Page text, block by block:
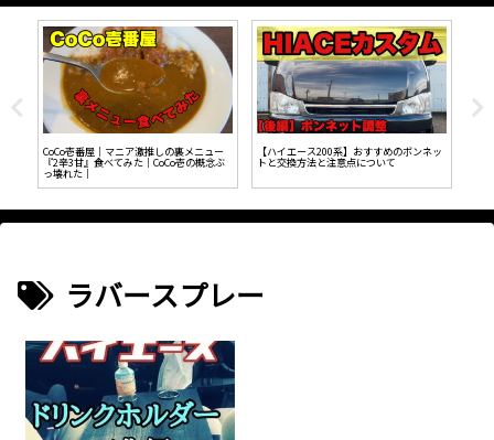
CoCo壱番屋｜マニア激推しの裏メニュー
『2辛3甘』食べてみた｜CoCo壱の概念ぶ
っ壊れた｜
【ハイエース200系】おすすめのボンネッ
トと交換方法と注意点について
ラバースプレー